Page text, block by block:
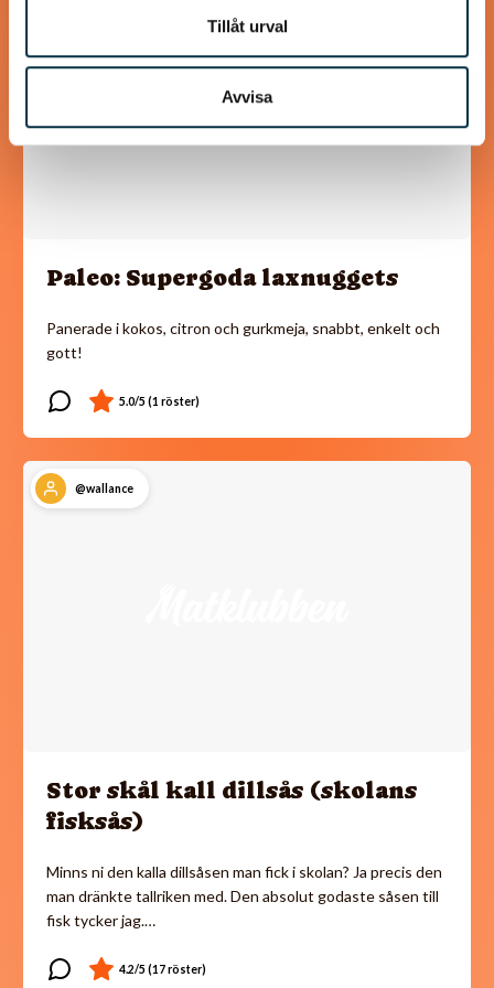
Tillåt urval
Avvisa
Paleo: Supergoda laxnuggets
Panerade i kokos, citron och gurkmeja, snabbt, enkelt och
gott!
@wallance
Stor skål kall dillsås (skolans
fisksås)
Minns ni den kalla dillsåsen man fick i skolan? Ja precis den
man dränkte tallriken med. Den absolut godaste såsen till
fisk tycker jag.…